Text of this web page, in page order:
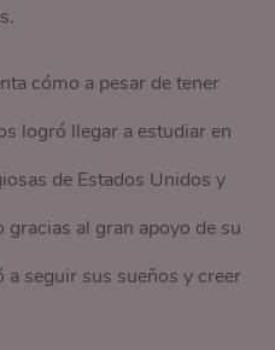
cómo a pesar de tener
logró llegar a estudiar en
de Estados Unidos y
al gran apoyo de su
seguir sus sueños y creer
sus frases favoritas del